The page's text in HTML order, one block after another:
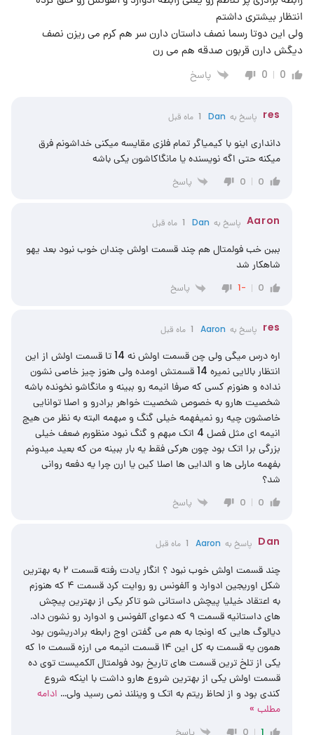
انتظار بیشتری داشتم
ولی این دوتا رسما نصف داستان دارن سر هم کرم می ریزن نصف
دیگش دارن قربون صدقه هم می رن
0
0 پاسخ
res پاسخ به Dan 1 ماه قبل
دانداری اینو با کیمیاگر تمام فلزی مقایسه میکنی خداشونم فرق
میکنه حتی اگه نویسنده یا مانگاکاشون یکی باشه
0
0 پاسخ
Aaron پاسخ به Dan 1 ماه قبل
بببن خب فولمتال هم چند قسمت اولش چندان خوب نبود بعد یهو
شاهکار شد
0
-1 پاسخ
res پاسخ به Aaron 1 ماه قبل
اره درس میگی ولی چن قسمت اولش نه 14 تا قسمت اولش از این
انتظار بالایی نمیره 14 قسمتش اومده ولی هنوز چیز خاصی نشون
نداده و هنوزم کسی که صرفا انیمه رو ببینه و مانگاشو نخونده باشه
شخصیت هارو به خصوص شخصیت خواهر برادرو و اصلا توانایی
خاصشون چیه رو نمیفهمه خیلی گنگ و مبهمه البته به نظر من هیچ
انیمه ای مثل فصل 4 اتک مبهم و گنگ نبود منظورم ضعف خیلی
بزرگی برا اتک بود چون هرکی فقط یه بار ببینه من که بعید میدونم
بفهمه مارلی ها و الدایی ها اصلا کین یا ارن چرا یه دفعه روانی
شد؟
0
0 پاسخ
Dan پاسخ به Aaron 1 ماه قبل
چند قسمت اولش خوب نبود ؟ انگار یادت رفته قسمت ۲ به بهترین
شکل اوریجین ادوارد و آلفونس رو روایت کرد قسمت ۴ که هنوزم
به اعتقاد خیلیا پیچش داستانی شو تاکر یکی از بهترین پیچش
های داستانیه قسمت ۹ که دعوای آلفونس و ادوارد رو نشون داد.
دیالوگ هایی که اونجا به هم می گفتن اوج رابطه برادریشون بود
همون یه قسمت به کل این ۱۴ قسمت انیمه می ارزه قسمت ۱۰ که
یکی از تلخ ترین قسمت های تاریخ بود فولمتال آلکمیست توی ده
قسمت اولش یکی از بهترین شروع هارو داشت با اینکه شروع
کندی بود و از لحاظ ریتم به اتک و وینلند نمی رسید ولی… ادامه
مطلب »
1
0 پاسخ